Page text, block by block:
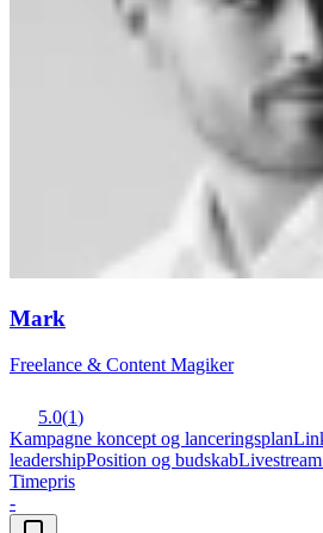
Mark
Freelance & Content Magiker
5.0(1)
Kampagne koncept og lanceringsplan
leadershipPosition og budskab
Timepris
-